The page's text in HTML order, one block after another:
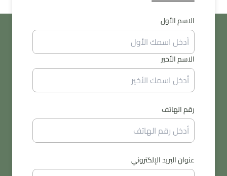
الاسم الأول
الاسم الأخير
رقم الهاتف
عنوان البريد الإلكتروني